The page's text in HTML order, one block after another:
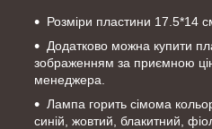
Розміри пластини 17.5*14
Додатково можна купити
зображенням за приємною
менеджера.
Лампа горить сімома
синій, жовтий, блакитний,